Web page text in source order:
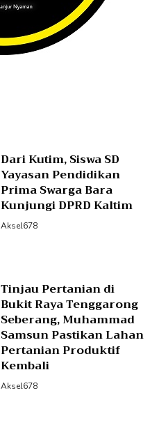
Dari Kutim, Siswa SD
Yayasan Pendidikan
Prima Swarga Bara
Kunjungi DPRD Kaltim
Aksel678
Tinjau Pertanian di
Bukit Raya Tenggarong
Seberang, Muhammad
Samsun Pastikan Lahan
Pertanian Produktif
Kembali
Aksel678